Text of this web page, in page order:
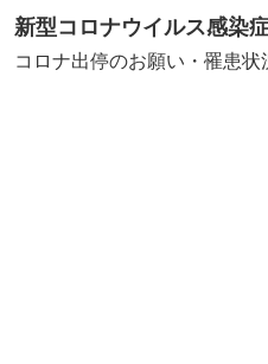
新型コロナウイルス感染
コロナ出停のお願い・罹患